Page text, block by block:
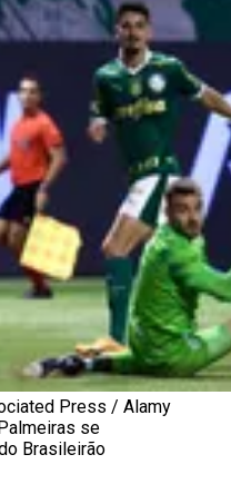
Press / Alamy
se
Brasileirão